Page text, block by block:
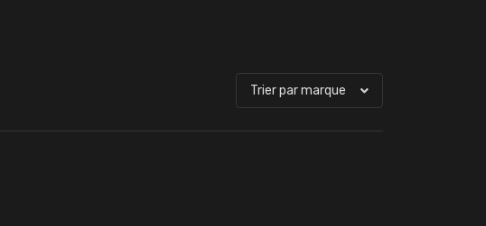
Trier par marque